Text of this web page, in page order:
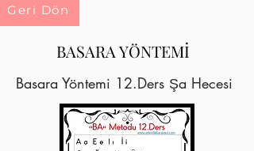
Geri Dön
BASARA YÖNTEMİ
Basara Yöntemi 12.Ders Şa Hecesi